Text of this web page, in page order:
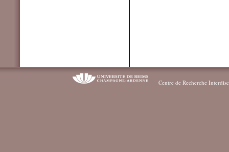
Centre de Recherche